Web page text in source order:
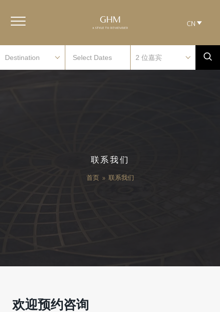
CN
联系我们
首页 » 联系我们
欢迎预约咨询